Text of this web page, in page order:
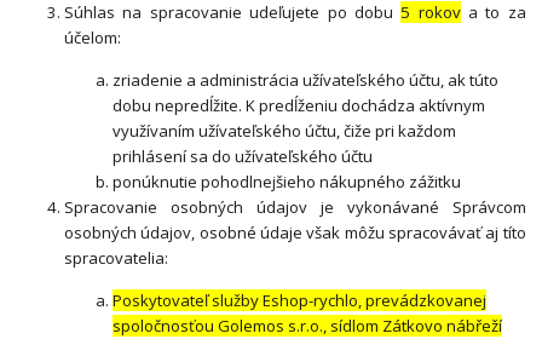
Súhlas na spracovanie udeľujete po dobu 5 rokova to za
účelom:
zriadenie a administrácia užívateľského účtu, ak túto
dobu nepredĺžite. K predĺženiu dochádza aktívnym
využívaním užívateľského účtu, čiže pri každom
prihlásení sa do užívateľského účtu
ponúknutie pohodlnejšieho nákupného zážitku
Spracovanie osobných údajov je vykonávané Správcom
osobných údajov, osobné údaje však môžu spracovávať aj títo
spracovatelia:
Poskytovateľ služby Eshop-rychlo, prevádzkovanej
spoločnosťou Golemos s.r.o., sídlom Zátkovo nábřeží